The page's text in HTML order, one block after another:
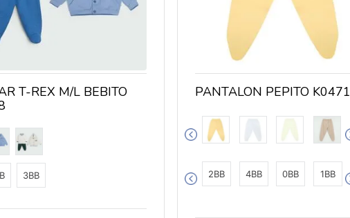
3BB
T-REX M/L BEBITO
2BB 4BB 0BB 1BB
PANTALON PEPITO K0471